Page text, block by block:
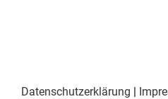
Datenschutzerklärung |